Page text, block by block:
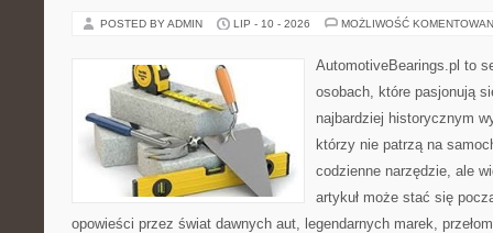
POSTED BY ADMIN LIP - 10 - 2026 MOŻLIWOŚĆ
AutomotiveBearings.pl to
osobach, które pasjonują
najbardziej historycznym
którzy nie patrzą na
codzienne narzędzie, ale
artykuł może stać się
opowieści przez świat dawnych aut, legendarnych marek,